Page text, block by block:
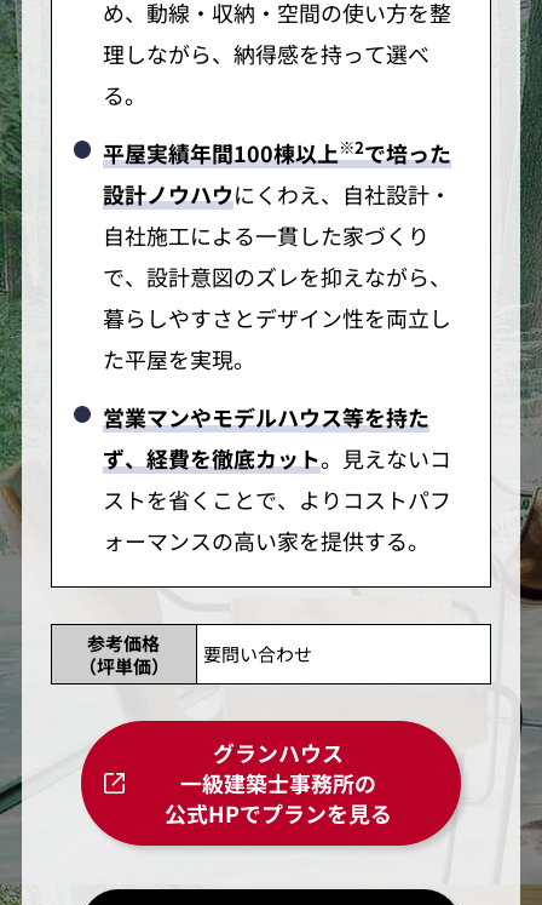
め、動線・収納・空間の使い方を整
理しながら、納得感を持って選べ
る。
平屋実績年間100棟以上※2で培った
設計ノウハウにくわえ、自社設計・
自社施工による一貫した家づくり
で、設計意図のズレを抑えながら、
暮らしやすさとデザイン性を両立し
た平屋を実現。
営業マンやモデルハウス等を持た
ず、経費を徹底カット。見えないコ
ストを省くことで、よりコストパフ
ォーマンスの高い家を提供する。
参考価格
（坪単価）
要問い合わせ
グランハウス
一級建築士事務所の
公式HPでプランを見る